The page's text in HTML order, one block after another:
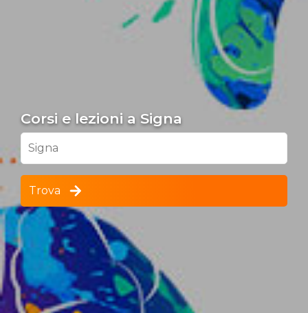
Corsi e lezioni a Signa
Signa
Trova